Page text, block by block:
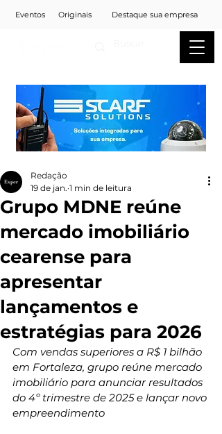
Eventos Originais Destaque sua empresa
Grupo MDNE reúne
mercado imobiliário
cearense para
apresentar
lançamentos e
estratégias para 2026
Redação
19 de jan. 1 min de leitura
Com vendas superiores a R$ 1 bilhão
em Fortaleza, grupo reúne mercado
imobiliário para anunciar resultados
do 4º trimestre de 2025 e lançar novo
empreendimento